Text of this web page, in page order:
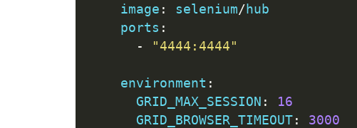
    image
: selenium/hub
    ports
:
-
"4444:4444"
    environment
:
      GRID_MAX_SESSION
:
16
      GRID_BROWSER_TIMEOUT
:
3000